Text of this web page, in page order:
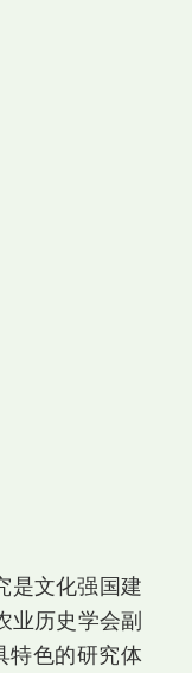
是文化强国建
业历史学会副
特色的研究体